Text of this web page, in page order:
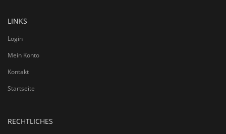
LINKS
Login
Mein Konto
Kontakt
Startseite
RECHTLICHES